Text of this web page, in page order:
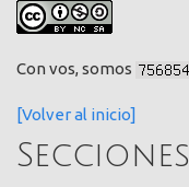
Con vos, somos
[Volver al inicio]
Secciones